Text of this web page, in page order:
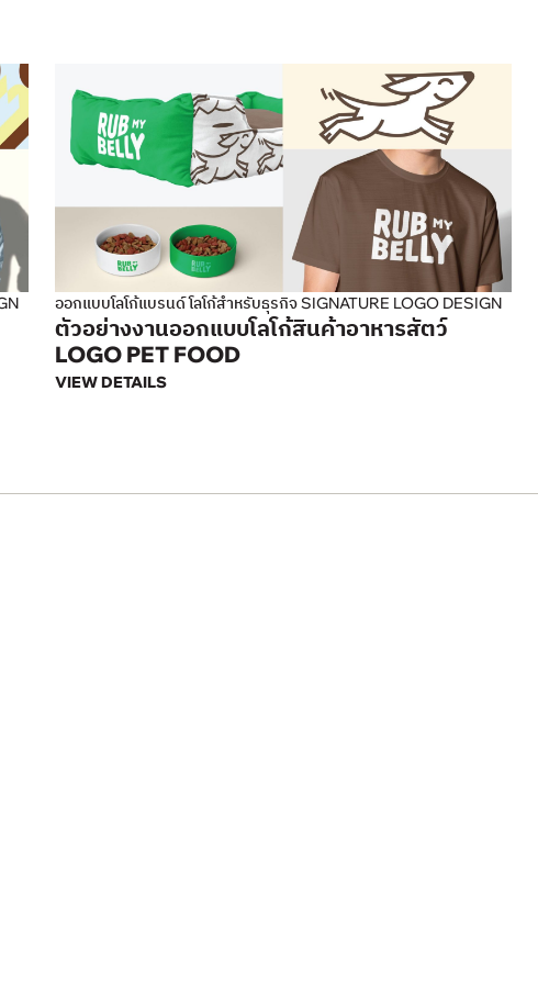
ออกแบบโลโก้แบรนด์ โลโก้สำหรับธุรกิจ SIGNATURE LOGO DESIGN
ตัวอย่างงานออกแบบโลโก้สินค้าอาหารสัตว์
LOGO PET FOOD
VIEW DETAILS